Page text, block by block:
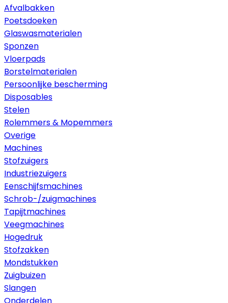
Afvalbakken
Poetsdoeken
Glaswasmaterialen
Sponzen
Vloerpads
Borstelmaterialen
Persoonlijke bescherming
Disposables
Stelen
Rolemmers & Mopemmers
Overige
Machines
Stofzuigers
Industriezuigers
Eenschijfsmachines
Schrob-/zuigmachines
Tapijtmachines
Veegmachines
Hogedruk
Stofzakken
Mondstukken
Zuigbuizen
Slangen
Onderdelen